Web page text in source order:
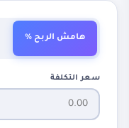
هامش الربح %
سعر التكلفة